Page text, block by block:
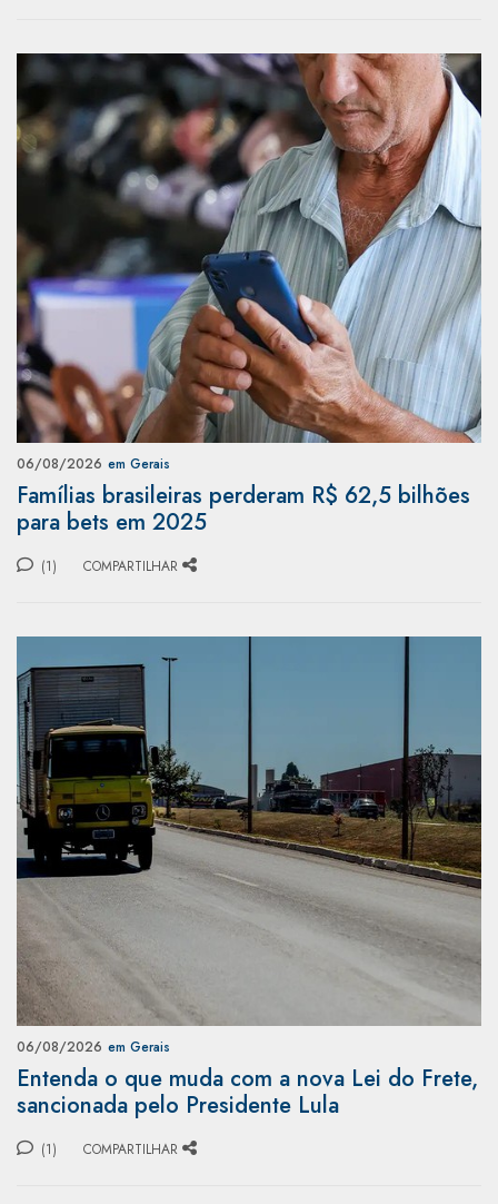
06/08/2026 em Gerais
Famílias brasileiras perderam R$ 62,5 bilhões
para bets em 2025
(1) COMPARTILHAR
06/08/2026 em Gerais
Entenda o que muda com a nova Lei do Frete,
sancionada pelo Presidente Lula
(1) COMPARTILHAR